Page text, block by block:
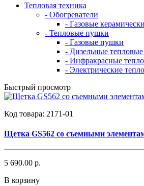
Тепловая техника
- Обогреватели
- Газовые
- Тепловые пушки
- Газовые пушки
- Дизельные
- Инфракрасные
- Электрические
Быстрый просмотр
Код товара: 2171-01
Щетка GS562 со съемными
5 690.00 р.
В корзину